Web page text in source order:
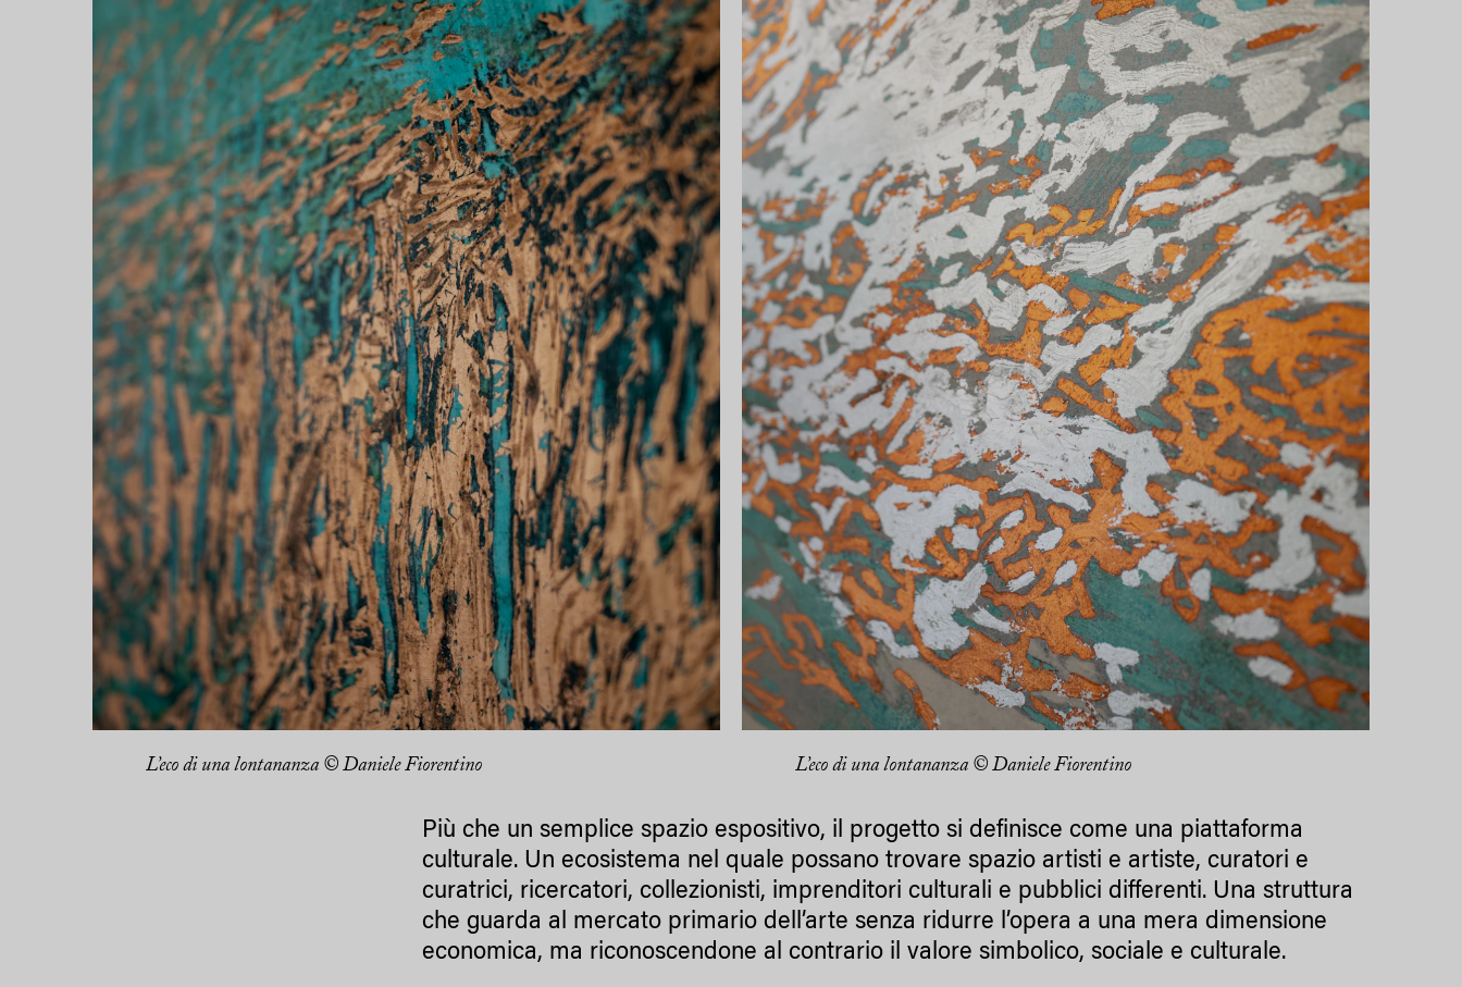
L’eco di una lontananza © Daniele Fiorentino L’eco di una lontananza © Daniele Fiorentino
Più che un semplice spazio espositivo, il progetto si definisce come una piattaforma
culturale. Un ecosistema nel quale possano trovare spazio artisti e artiste, curatori e
curatrici, ricercatori, collezionisti, imprenditori culturali e pubblici differenti. Una struttura
che guarda al mercato primario dell’arte senza ridurre l’opera a una mera dimensione
economica, ma riconoscendone al contrario il valore simbolico, sociale e culturale.